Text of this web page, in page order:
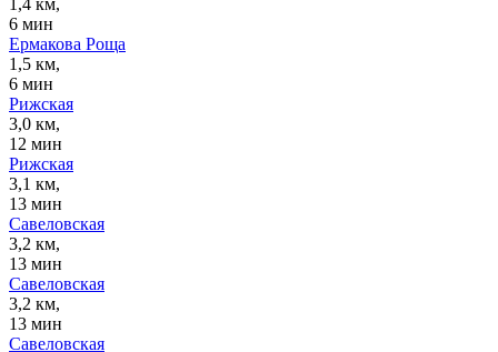
6 мин
Ермакова Роща
1,5 км,
6 мин
Рижская
3,0 км,
12 мин
Рижская
3,1 км,
13 мин
Савеловская
3,2 км,
13 мин
Савеловская
3,2 км,
13 мин
Савеловская